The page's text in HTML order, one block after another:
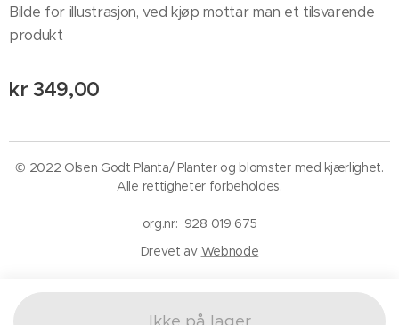
Bilde for illustrasjon, ved kjøp mottar man et tilsvarende
produkt
kr 349,00
© 2022 Olsen Godt Planta/ Planter og blomster med kjærlighet.
Alle rettigheter forbeholdes.
org.nr: 928 019 675
Drevet av Webnode